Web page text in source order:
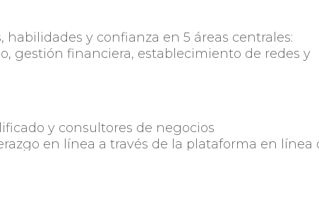
y confianza en 5 áreas centrales:
gestión financiera, establecimiento de redes y
y consultores de negocios
en línea a través de la plataforma en línea